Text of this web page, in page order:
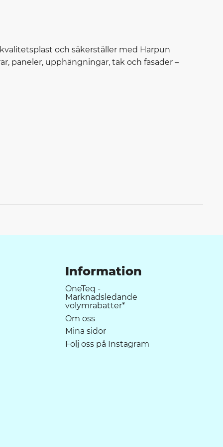
och säkerställer med Harpun
paneler, upphängningar, tak och fasader –
Information
OneTeq -
Marknadsledande
volymrabatter*
Om oss
Mina sidor
Följ oss på Instagram